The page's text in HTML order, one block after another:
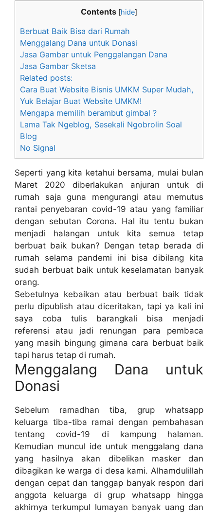
Contents [hide]
Berbuat Baik Bisa dari Rumah
Menggalang Dana untuk Donasi
Jasa Gambar untuk Penggalangan Dana
Jasa Gambar Sketsa
Related posts:
Cara Buat Website Bisnis UMKM Super Mudah,
Yuk Belajar Buat Website UMKM!
Mengapa memilih berambut gimbal ?
Lama Tak Ngeblog, Sesekali Ngobrolin Soal
Blog
No Signal
Seperti yang kita ketahui bersama, mulai bulan
Maret 2020 diberlakukan anjuran untuk di
rumah saja guna mengurangi atau memutus
rantai penyebaran covid-19 atau yang familiar
dengan sebutan Corona. Hal itu tentu bukan
menjadi halangan untuk kita semua tetap
berbuat baik bukan? Dengan tetap berada di
rumah selama pandemi ini bisa dibilang kita
sudah berbuat baik untuk keselamatan banyak
orang.
Sebetulnya kebaikan atau berbuat baik tidak
perlu dipublish atau diceritakan, tapi ya kali ini
saya coba tulis barangkali bisa menjadi
referensi atau jadi renungan para pembaca
yang masih bingung gimana cara berbuat baik
tapi harus tetap di rumah.
Menggalang Dana untuk
Donasi
Sebelum ramadhan tiba, grup whatsapp
keluarga tiba-tiba ramai dengan pembahasan
tentang covid-19 di kampung halaman.
Kemudian muncul ide untuk menggalang dana
yang hasilnya akan dibelikan masker dan
dibagikan ke warga di desa kami. Alhamdulillah
dengan cepat dan tanggap banyak respon dari
anggota keluarga di grup whatsapp hingga
akhirnya terkumpul lumayan banyak uang dan